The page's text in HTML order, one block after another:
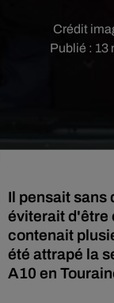
Publié : 13
Crédit
Il pensait sans
éviterait d'être
contenait
été attrapé la
A10 en